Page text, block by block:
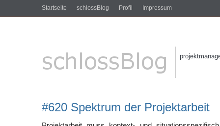
Startseite schlossBlog Profil Impressum
#620 Spektrum der Projektarbeit